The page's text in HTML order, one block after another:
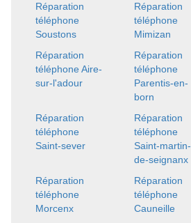
Réparation
téléphone
Soustons
Réparation
téléphone
Mimizan
Réparation
téléphone Aire-
sur-l'adour
Réparation
téléphone
Parentis-en-
born
Réparation
téléphone
Saint-sever
Réparation
téléphone
Saint-martin-
de-seignanx
Réparation
téléphone
Morcenx
Réparation
téléphone
Cauneille